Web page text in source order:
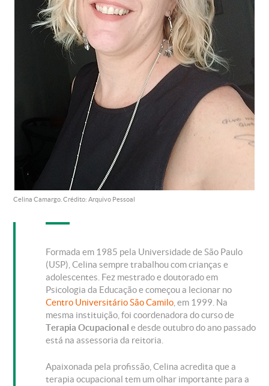
Celina Camargo. Crédito: Arquivo Pessoal
Formada em 1985 pela Universidade de São Paulo
(USP), Celina sempre trabalhou com crianças e
adolescentes. Fez mestrado e doutorado em
Psicologia da Educação e começou a lecionar no
Centro Universitário São Camilo , em 1999. Na
mesma instituição, foi coordenadora do curso de
Terapia Ocupacional e desde outubro do ano passado
está na assessoria da reitoria.
Apaixonada pela profissão, Celina acredita que a
terapia ocupacional tem um olhar importante para a